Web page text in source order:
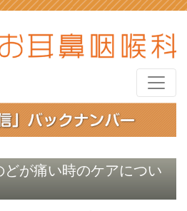
が痛い時のケアについ